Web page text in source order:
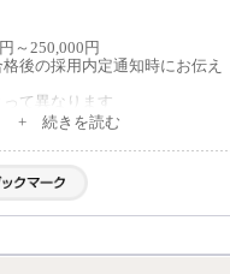
～250,000円
後の採用内定通知時にお伝え
て異なります
～250,000円
経験・能力を考慮の上、当社
採用選考合格後に採用内定通
ます。
+ 続きを読む